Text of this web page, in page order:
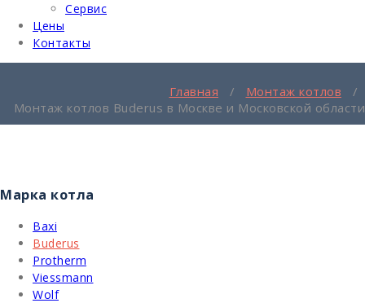
Сервис
Цены
Контакты
Главная / Монтаж котлов /
Монтаж котлов Buderus в Москве и Московской области
Марка котла
Baxi
Buderus
Protherm
Viessmann
Wolf